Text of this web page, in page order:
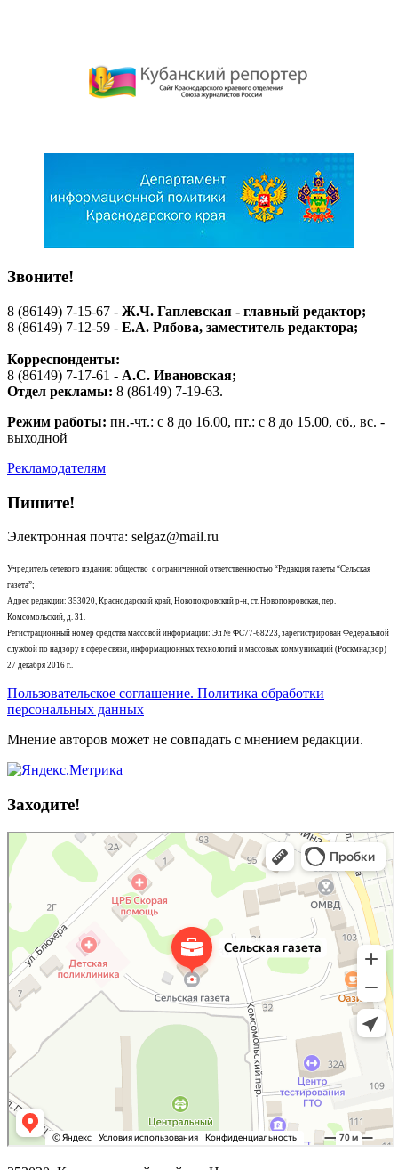
Звоните!
8 (86149) 7-15-67 - Ж.Ч. Гаплевская - главный редактор;
8 (86149) 7-12-59 - Е.А. Рябова, заместитель редактора;
Корреспонденты:
8 (86149) 7-17-61 - А.С. Ивановская;
Отдел рекламы: 8 (86149) 7-19-63.
Режим работы: пн.-чт.: с 8 до 16.00, пт.: с 8 до 15.00, сб., вс. -
выходной
Рекламодателям
Пишите!
Электронная почта: selgaz@mail.ru
Учредитель сетевого издания: общество с ограниченной ответственностью “Редакция газеты “Сельская
газета”;
Адрес редакции: 353020, Краснодарский край, Новопокровский р-н, ст. Новопокровская, пер.
Комсомольский, д. 31.
Регистрационный номер средства массовой информации: Эл № ФС77-68223, зарегистрирован Федеральной
службой по надзору в сфере связи, информационных технологий и массовых коммуникаций (Роскмнадзор)
27 декабря 2016 г..
Пользовательское соглашение. Политика обработки
персональных данных
Мнение авторов может не совпадать с мнением редакции.
Заходите!